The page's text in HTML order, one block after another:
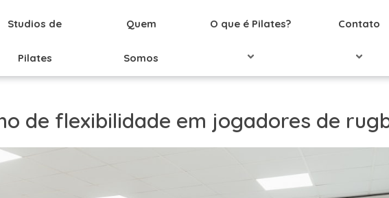
Studios de
Pilates
Quem
Somos
O que é Pilates? Contato
de flexibilidade em jogadores de